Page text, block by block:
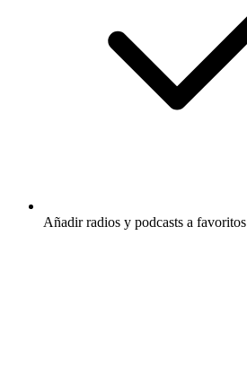
Añadir radios y podcasts a favoritos